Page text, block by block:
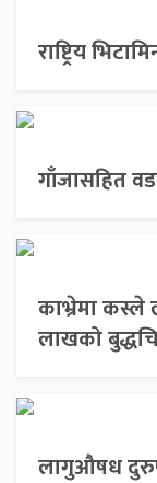
राष्ट्रिय
गाँजासहित
काभ्रेमा कस्ले
लाखको
लागुऔषध